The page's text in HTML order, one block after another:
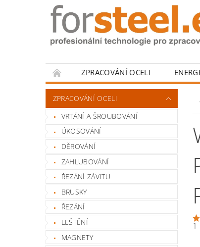
ZPRACOVÁNÍ OCELI
HODNOCENÍ OBCHODU
ZPRACOVÁNÍ OCELI
VRTÁNÍ A ŠROUBOVÁNÍ
ÚKOSOVÁNÍ
DĚROVÁNÍ
ZAHLUBOVÁNÍ
ŘEZÁNÍ ZÁVITU
BRUSKY
ŘEZÁNÍ
LEŠTĚNÍ
MAGNETY
1